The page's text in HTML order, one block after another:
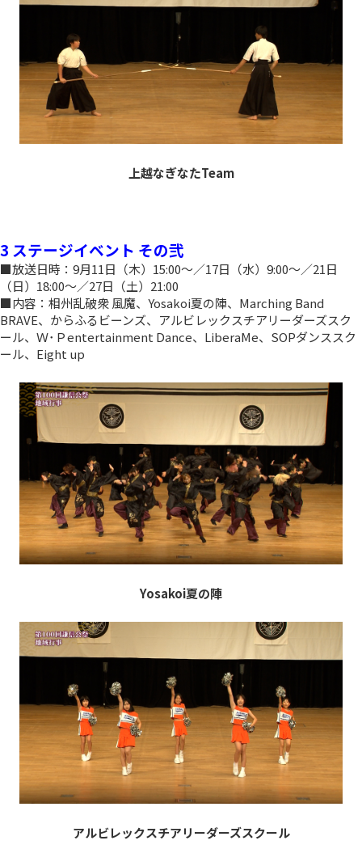
上越なぎなたTeam
3 ステージイベント その弐
■放送日時：9月11日（木）15:00～／17日（水）9:00～／21日
（日）18:00～／27日（土）21:00
■内容：相州乱破衆 風魔、Yosakoi夏の陣、Marching Band
BRAVE、からふるビーンズ、アルビレックスチアリーダーズスク
ール、Ｗ･Ｐentertainment Dance、LiberaMe、SOPダンススク
ール、Eight up
Yosakoi夏の陣
アルビレックスチアリーダーズスクール